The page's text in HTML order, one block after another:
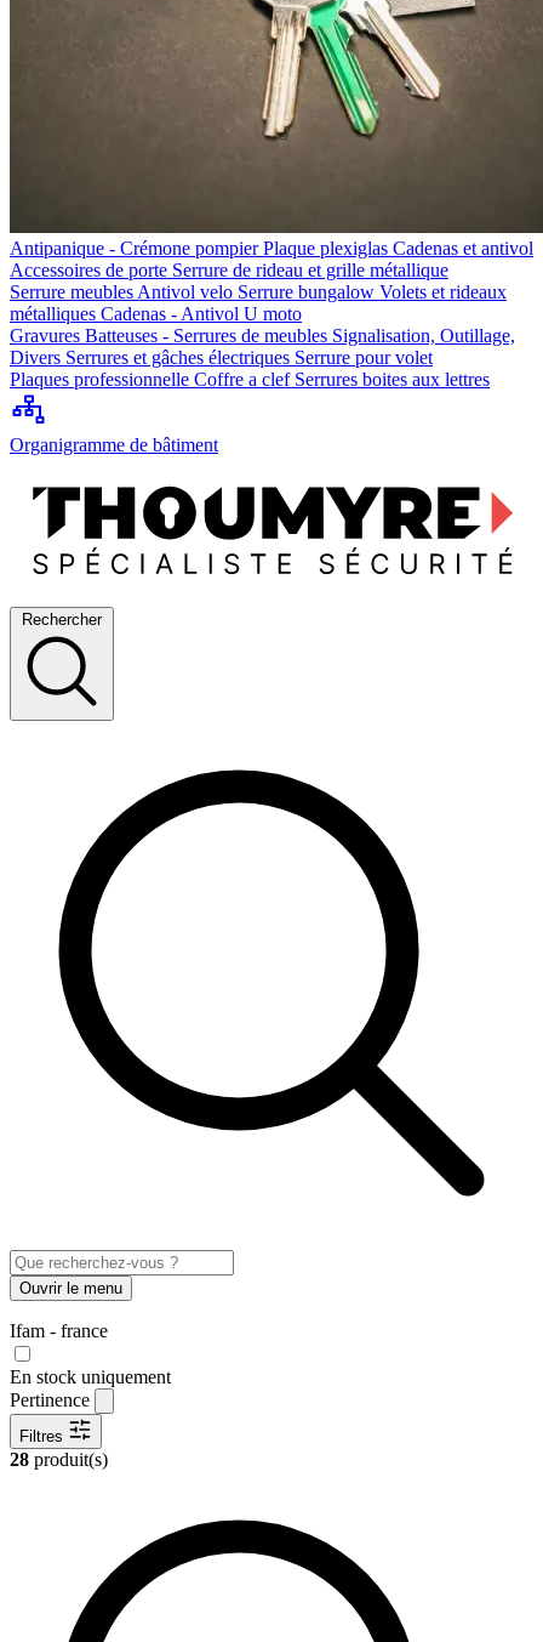
Antipanique - Crémone pompierPlaque plexiglas Cadenas et antivol
Accessoires de porte Serrure de rideau et grille métallique
Serrure meubles Antivol velo Serrure bungalow Volets et rideaux
métalliques Cadenas - Antivol U moto
Gravures Batteuses - Serrures de meubles Signalisation, Outillage,
Divers Serrures et gâches électriques Serrure pour volet
Plaques professionnelle Coffre a clef Serrures boites aux lettres
Organigramme de bâtiment
Rechercher
Ouvrir le menu
Ifam - france
En stock uniquement
Pertinence
Filtres
28 produit(s)